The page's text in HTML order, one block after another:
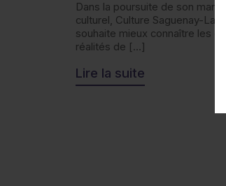
Dans la poursuite de son
culturel, Culture Saguenay-
souhaite mieux connaître les
réalités de […]
Lire la suite